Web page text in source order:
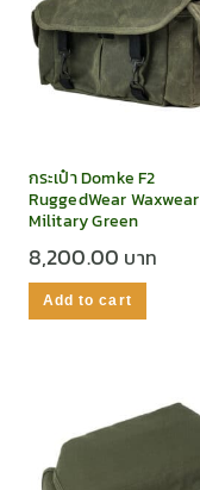
กระเป๋า Domke F2
RuggedWear Waxwear
Military Green
8,200.00
Add to cart